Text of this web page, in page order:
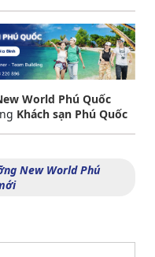
World Phú Quốc
Khách sạn Phú Quốc
New World Phú